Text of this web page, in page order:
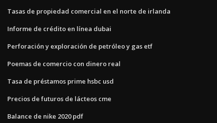
Tasas de propiedad comercial en el norte de irlanda
Informe de crédito en línea dubai
Perforación y exploración de petróleo y gas etf
Poemas de comercio con dinero real
Tasa de préstamos prime hsbc usd
Precios de futuros de lácteos cme
Balance de nike 2020 pdf